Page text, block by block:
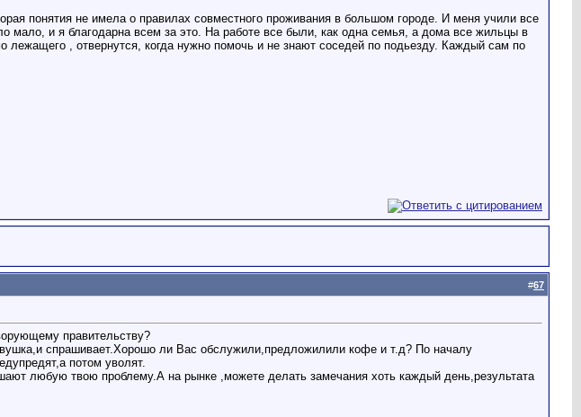
понятия не имела о правилах совместного проживания в большом городе. И меня учили все
мало, и я благодарна всем за это. На работе все были, как одна семья, а дома все жильцы в
, отвернутся, когда нужно помочь и не знают соседей по подьезду. Каждый сам по
#67
правительству?
спрашивает.Хорошо ли Вас обслужили,предложилили кофе и т.д? По началу
потом уволят.
любую твою проблему.А на рынке ,можете делать замечания хоть каждый день,результата